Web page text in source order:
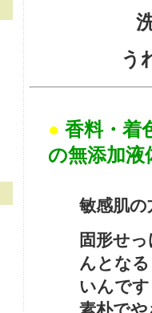
う
● 香料・着
の無添加液
敏感肌
固形せ
んとな
いんで